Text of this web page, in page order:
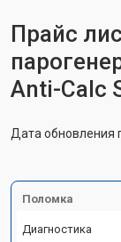
Прайс
Anti-Calc
Дата обновления
Поломка
Диагностика